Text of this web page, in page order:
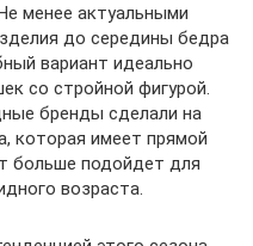
менее актуальными
до середины бедра
вариант идеально
со стройной фигурой.
бренды сделали на
которая имеет прямой
больше подойдет для
возраста.